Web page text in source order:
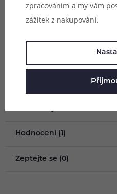
Balení obsahuje 1ks
Hodnocení (1)
Zeptejte se (0)
zpracováním a my vám
zážitek z nakupování.